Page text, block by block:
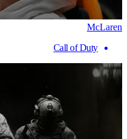
McLaren
Call of Duty